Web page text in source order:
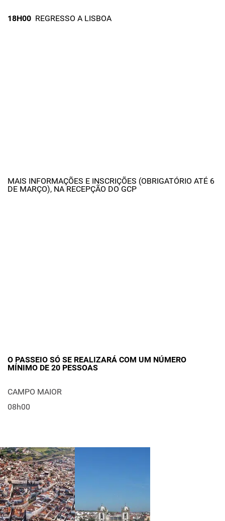
18H00 REGRESSO A LISBOA
MAIS INFORMAÇÕES E INSCRIÇÕES (OBRIGATÓRIO ATÉ 6
DE MARÇO), NA RECEPÇÃO DO GCP
O PASSEIO SÓ SE REALIZARÁ COM UM NÚMERO
MÍNIMO DE 20 PESSOAS
CAMPO MAIOR
08h00